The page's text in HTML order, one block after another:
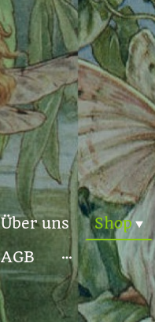
Über uns
Shop
AGB